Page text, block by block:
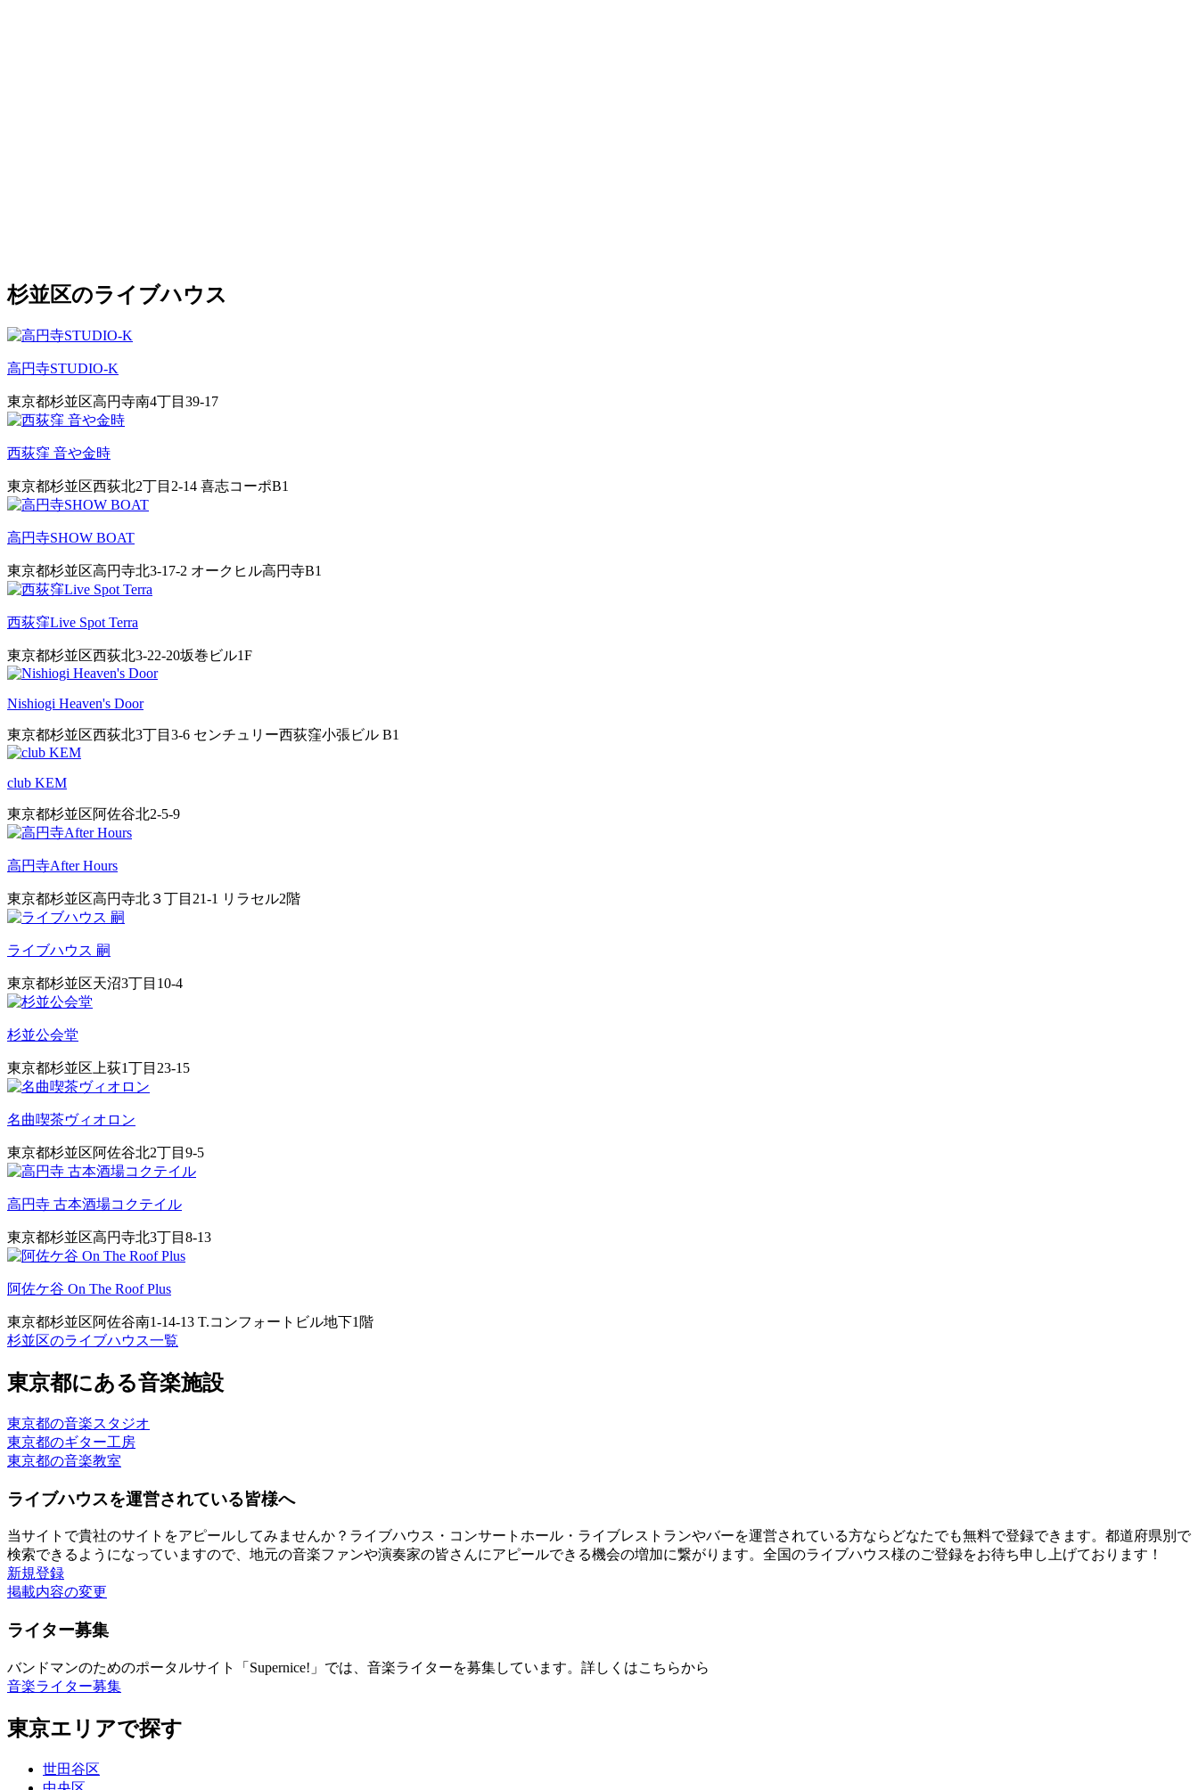
杉並区のライブハウス
高円寺STUDIO-K
東京都杉並区高円寺南4丁目39-17
西荻窪 音や金時
東京都杉並区西荻北2丁目2-14 喜志コーポB1
高円寺SHOW BOAT
東京都杉並区高円寺北3-17-2 オークヒル高円寺B1
西荻窪Live Spot Terra
東京都杉並区西荻北3-22-20坂巻ビル1F
Nishiogi Heaven's Door
東京都杉並区西荻北3丁目3-6 センチュリー西荻窪小張ビル B1
club KEM
東京都杉並区阿佐谷北2-5-9
高円寺After Hours
東京都杉並区高円寺北３丁目21-1 リラセル2階
ライブハウス 嗣
東京都杉並区天沼3丁目10-4
杉並公会堂
東京都杉並区上荻1丁目23-15
名曲喫茶ヴィオロン
東京都杉並区阿佐谷北2丁目9-5
高円寺 古本酒場コクテイル
東京都杉並区高円寺北3丁目8-13
阿佐ケ谷 On The Roof Plus
東京都杉並区阿佐谷南1-14-13 T.コンフォートビル地下1階
杉並区のライブハウス一覧
東京都にある音楽施設
東京都の音楽スタジオ
東京都のギター工房
東京都の音楽教室
ライブハウスを運営されている皆様へ
当サイトで貴社のサイトをアピールしてみませんか？ライブハウス・コンサートホール・ライブレストランやバーを運営されている方ならどなたでも無料で登録できます。都道府県別で
検索できるようになっていますので、地元の音楽ファンや演奏家の皆さんにアピールできる機会の増加に繋がります。全国のライブハウス様のご登録をお待ち申し上げております！
新規登録
掲載内容の変更
ライター募集
バンドマンのためのポータルサイト「Supernice!」では、音楽ライターを募集しています。詳しくはこちらから
音楽ライター募集
東京エリアで探す
世田谷区